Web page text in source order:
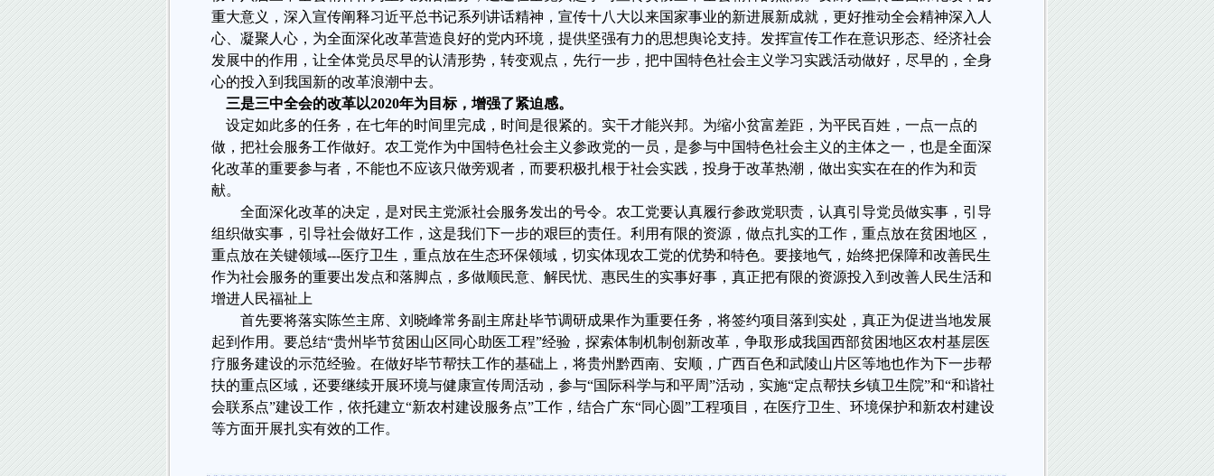
重大意义，深入宣传阐释习近平总书记系列讲话精神，宣传十八大以来国家事业的新进展新成就，更好推动全会精神深入人
心、凝聚人心，为全面深化改革营造良好的党内环境，提供坚强有力的思想舆论支持。发挥宣传工作在意识形态、经济社会
发展中的作用，让全体党员尽早的认清形势，转变观点，先行一步，把中国特色社会主义学习实践活动做好，尽早的，全身
心的投入到我国新的改革浪潮中去。
三是三中全会的改革以2020年为目标，增强了紧迫感。
设定如此多的任务，在七年的时间里完成，时间是很紧的。实干才能兴邦。为缩小贫富差距，为平民百姓，一点一点的
做，把社会服务工作做好。农工党作为中国特色社会主义参政党的一员，是参与中国特色社会主义的主体之一，也是全面深
化改革的重要参与者，不能也不应该只做旁观者，而要积极扎根于社会实践，投身于改革热潮，做出实实在在的作为和贡
献。
全面深化改革的决定，是对民主党派社会服务发出的号令。农工党要认真履行参政党职责，认真引导党员做实事，引导
组织做实事，引导社会做好工作，这是我们下一步的艰巨的责任。利用有限的资源，做点扎实的工作，重点放在贫困地区，
重点放在关键领域---医疗卫生，重点放在生态环保领域，切实体现农工党的优势和特色。要接地气，始终把保障和改善民生
作为社会服务的重要出发点和落脚点，多做顺民意、解民忧、惠民生的实事好事，真正把有限的资源投入到改善人民生活和
增进人民福祉上
首先要将落实陈竺主席、刘晓峰常务副主席赴毕节调研成果作为重要任务，将签约项目落到实处，真正为促进当地发展
起到作用。要总结“贵州毕节贫困山区同心助医工程”经验，探索体制机制创新改革，争取形成我国西部贫困地区农村基层医
疗服务建设的示范经验。在做好毕节帮扶工作的基础上，将贵州黔西南、安顺，广西百色和武陵山片区等地也作为下一步帮
扶的重点区域，还要继续开展环境与健康宣传周活动，参与“国际科学与和平周”活动，实施“定点帮扶乡镇卫生院”和“和谐社
会联系点”建设工作，依托建立“新农村建设服务点”工作，结合广东“同心圆”工程项目，在医疗卫生、环境保护和新农村建设
等方面开展扎实有效的工作。